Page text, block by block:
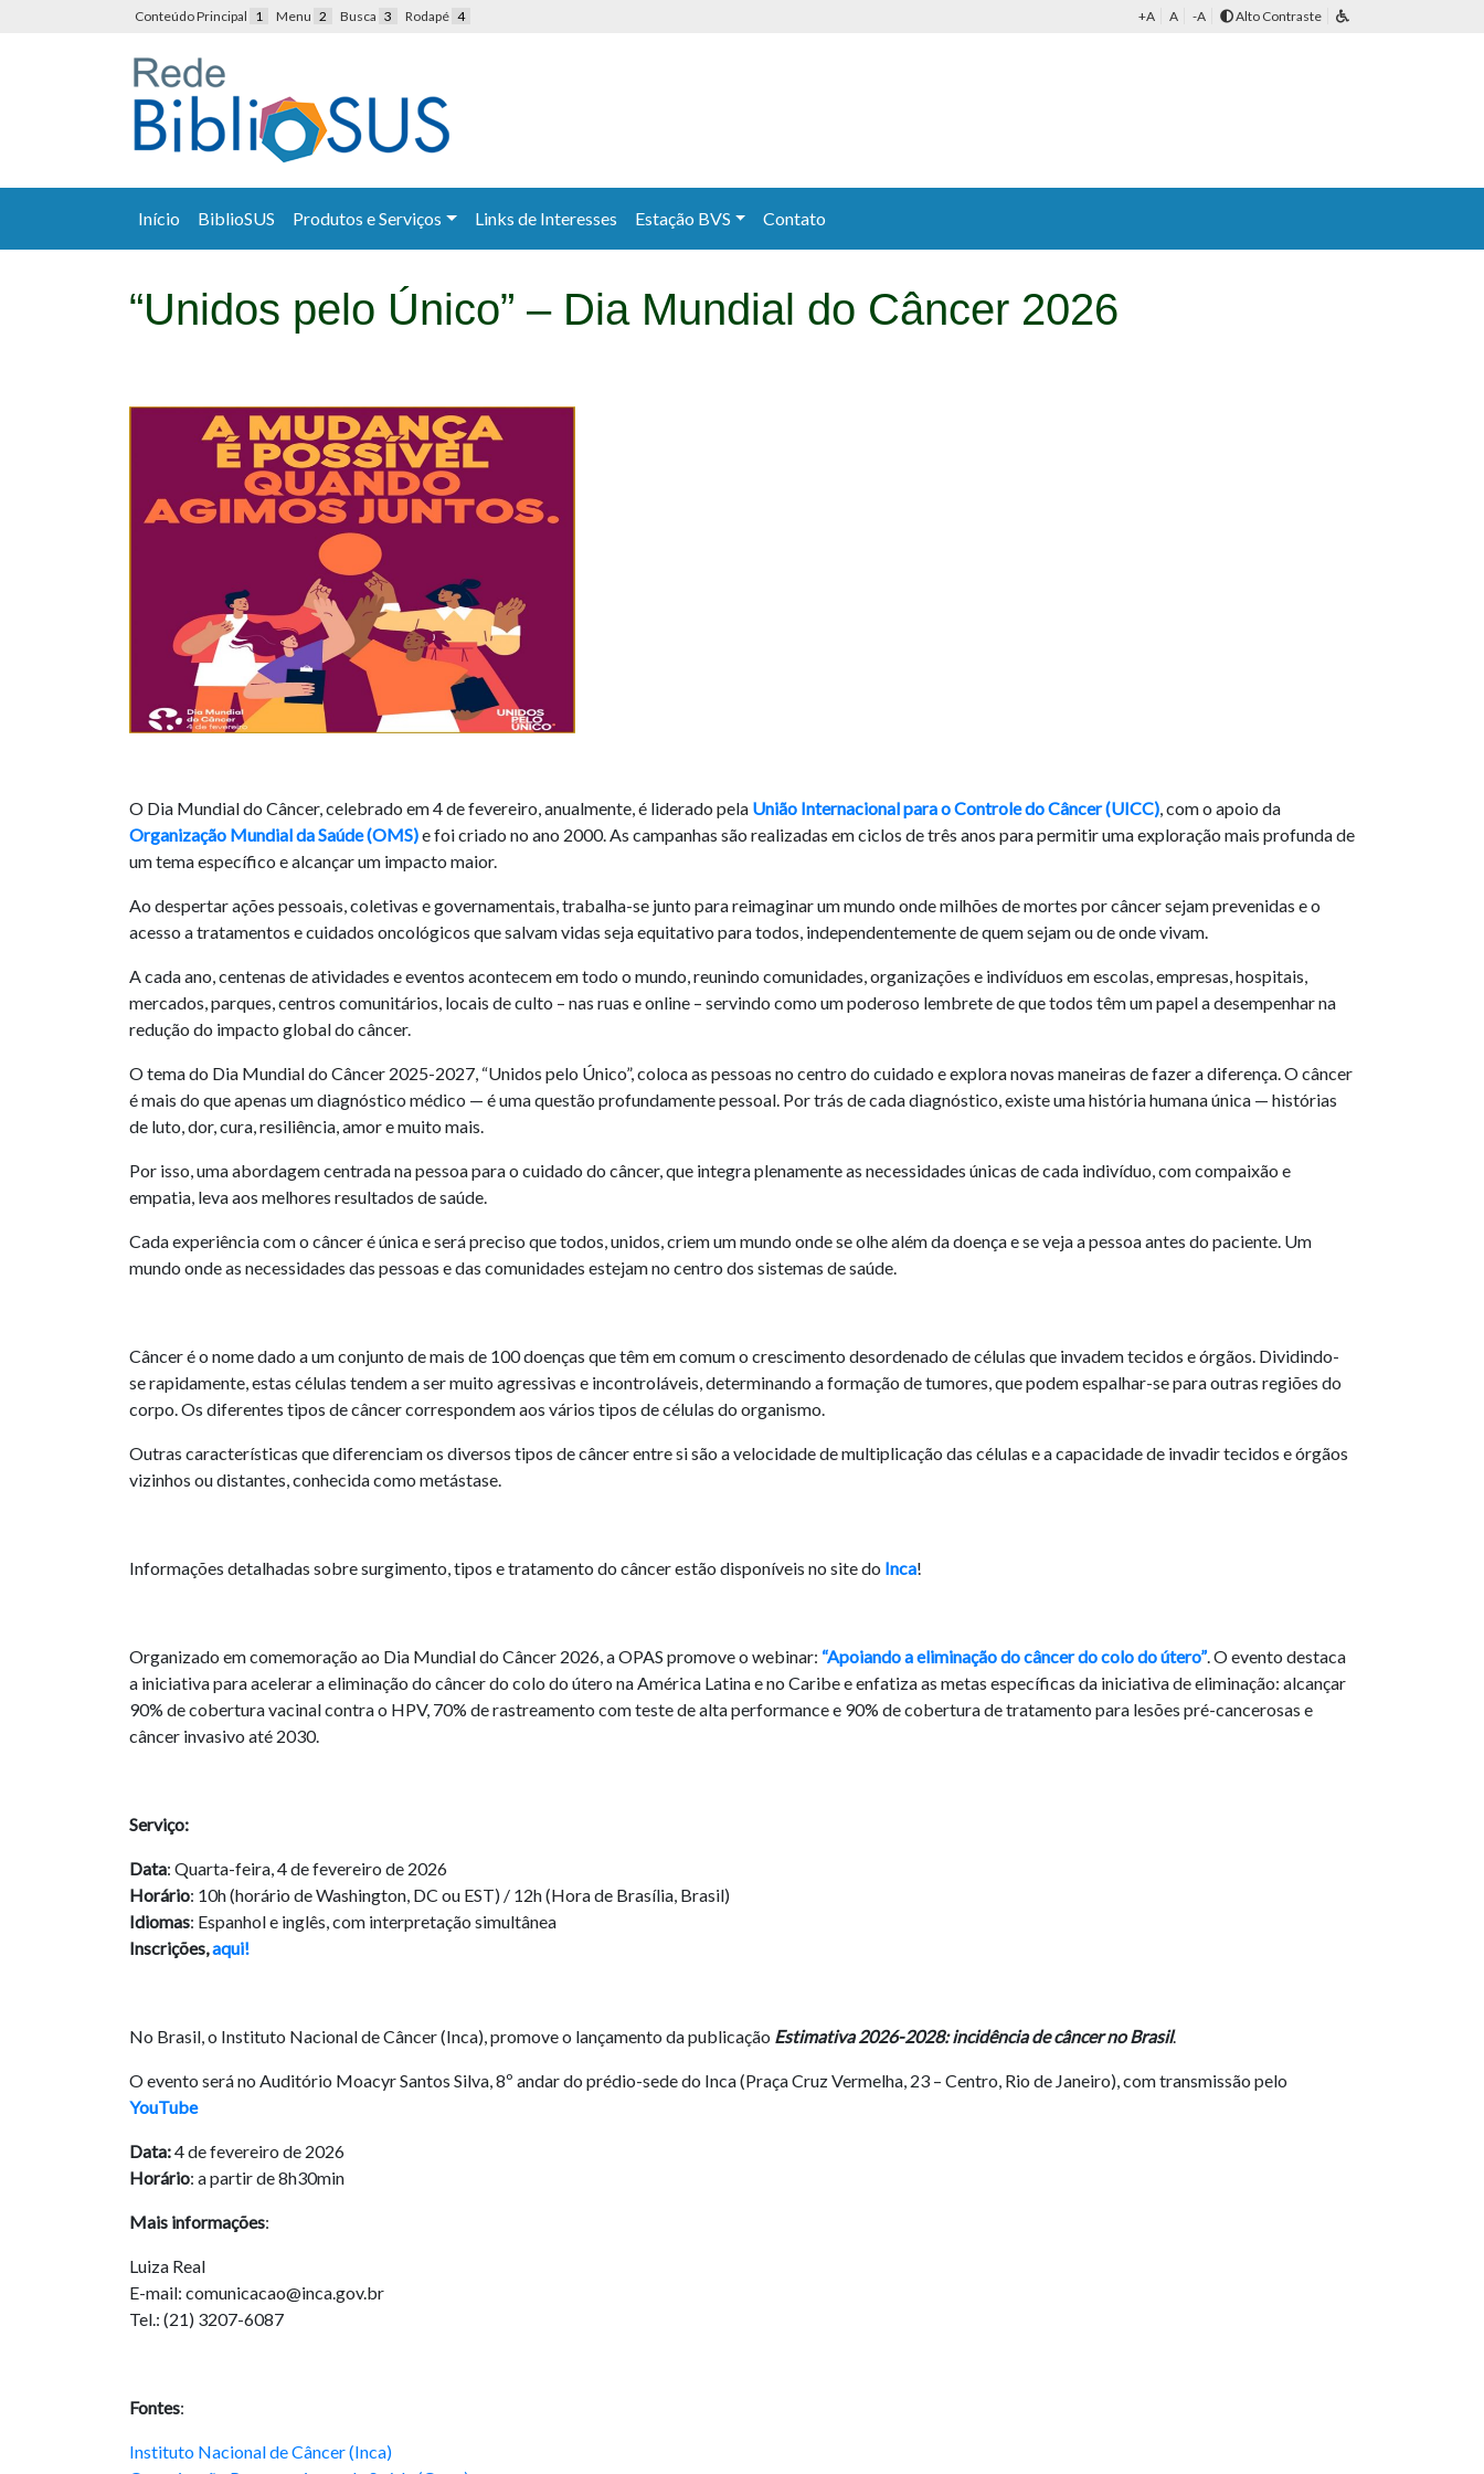
Conteúdo Principal 1 Menu 2 Busca 3 Rodapé 4 +A A -A Alto Contraste
Início BiblioSUS Produtos e Serviços Links de Interesses Estação BVS Contato
“Unidos pelo Único” – Dia Mundial do Câncer 2026
O Dia Mundial do Câncer, celebrado em 4 de fevereiro, anualmente, é liderado pela União Internacional para o Controle do Câncer (UICC), com o apoio da
Organização Mundial da Saúde (OMS)e foi criado no ano 2000. As campanhas são realizadas em ciclos de três anos para permitir uma exploração mais profunda de
um tema específico e alcançar um impacto maior.
Ao despertar ações pessoais, coletivas e governamentais, trabalha-se junto para reimaginar um mundo onde milhões de mortes por câncer sejam prevenidas e o
acesso a tratamentos e cuidados oncológicos que salvam vidas seja equitativo para todos, independentemente de quem sejam ou de onde vivam.
A cada ano, centenas de atividades e eventos acontecem em todo o mundo, reunindo comunidades, organizações e indivíduos em escolas, empresas, hospitais,
mercados, parques, centros comunitários, locais de culto – nas ruas e online – servindo como um poderoso lembrete de que todos têm um papel a desempenhar na
redução do impacto global do câncer.
O tema do Dia Mundial do Câncer 2025-2027, “Unidos pelo Único”, coloca as pessoas no centro do cuidado e explora novas maneiras de fazer a diferença. O câncer
é mais do que apenas um diagnóstico médico — é uma questão profundamente pessoal. Por trás de cada diagnóstico, existe uma história humana única — histórias
de luto, dor, cura, resiliência, amor e muito mais.
Por isso, uma abordagem centrada na pessoa para o cuidado do câncer, que integra plenamente as necessidades únicas de cada indivíduo, com compaixão e
empatia, leva aos melhores resultados de saúde.
Cada experiência com o câncer é única e será preciso que todos, unidos, criem um mundo onde se olhe além da doença e se veja a pessoa antes do paciente. Um
mundo onde as necessidades das pessoas e das comunidades estejam no centro dos sistemas de saúde.
Câncer é o nome dado a um conjunto de mais de 100 doenças que têm em comum o crescimento desordenado de células que invadem tecidos e órgãos. Dividindo-
se rapidamente, estas células tendem a ser muito agressivas e incontroláveis, determinando a formação de tumores, que podem espalhar-se para outras regiões do
corpo. Os diferentes tipos de câncer correspondem aos vários tipos de células do organismo.
Outras características que diferenciam os diversos tipos de câncer entre si são a velocidade de multiplicação das células e a capacidade de invadir tecidos e órgãos
vizinhos ou distantes, conhecida como metástase.
Informações detalhadas sobre surgimento, tipos e tratamento do câncer estão disponíveis no site do Inca!
Organizado em comemoração ao Dia Mundial do Câncer 2026, a OPAS promove o webinar: “Apoiando a eliminação do câncer do colo do útero”. O evento destaca
a iniciativa para acelerar a eliminação do câncer do colo do útero na América Latina e no Caribe e enfatiza as metas específicas da iniciativa de eliminação: alcançar
90% de cobertura vacinal contra o HPV, 70% de rastreamento com teste de alta performance e 90% de cobertura de tratamento para lesões pré-cancerosas e
câncer invasivo até 2030.
Serviço:
Data: Quarta-feira, 4 de fevereiro de 2026
Horário: 10h (horário de Washington, DC ou EST) / 12h (Hora de Brasília, Brasil)
Idiomas: Espanhol e inglês, com interpretação simultânea
Inscrições,aqui!
No Brasil, o Instituto Nacional de Câncer (Inca), promove o lançamento da publicação Estimativa 2026-2028: incidência de câncer no Brasil.
O evento será no Auditório Moacyr Santos Silva, 8º andar do prédio-sede do Inca (Praça Cruz Vermelha, 23 – Centro, Rio de Janeiro), com transmissão pelo
YouTube
Data:4 de fevereiro de 2026
Horário: a partir de 8h30min
Mais informações:
Luiza Real
E-mail: comunicacao@inca.gov.br
Tel.: (21) 3207-6087
Fontes:
Instituto Nacional de Câncer (Inca)